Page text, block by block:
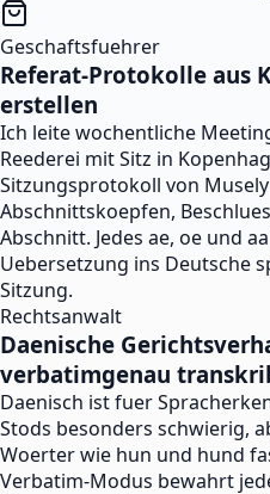
Geschaftsfuehrer
Referat-Protokolle aus
erstellen
Ich leite wochentliche
Reederei mit Sitz in
Sitzungsprotokoll von
Abschnittskoepfen,
Abschnitt. Jedes ae, oe und
Uebersetzung ins Deutsche
Sitzung.
Rechtsanwalt
Daenische
verbatimgenau
Daenisch ist fuer
Stods besonders schwierig,
Woerter wie hun und hund
Verbatim-Modus bewahrt